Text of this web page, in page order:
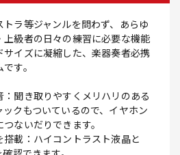
ラ等ジャンルを問わず、あらゆ
級者の日々の練習に必要な機能
イズに凝縮した、楽器奏者必携
す。
聞き取りやすくメリハリのある
クもついているので、イヤホン
ないだりできます。
載：ハイコントラスト液晶と